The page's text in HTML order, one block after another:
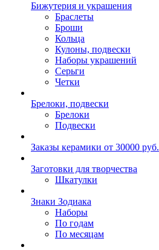
Бижутерия и украшения
Браслеты
Броши
Кольца
Кулоны, подвески
Наборы украшений
Серьги
Четки
Брелоки, подвески
Брелоки
Подвески
Заказы керамики от 30000 руб.
Заготовки для творчества
Шкатулки
Знаки Зодиака
Наборы
По годам
По месяцам